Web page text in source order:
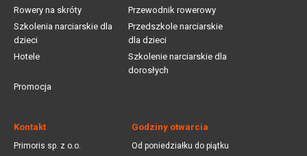
Rowery na skróty
Przewodnik rowerowy
Szkolenia narciarskie dla
dzieci
Przedszkole narciarskie
dla dzieci
Hotele
Szkolenie narciarskie dla
dorosłych
Promocja
Kontakt
Primoris sp. z o.o.
Godziny otwarcia
Od poniedziałku do piątku